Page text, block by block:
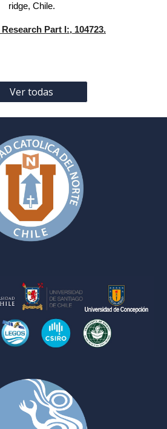
ridge, Chile.
Research Part I:, 104723.
Ver todas